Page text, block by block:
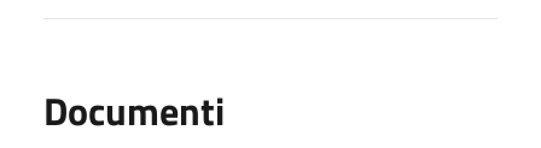
Documenti